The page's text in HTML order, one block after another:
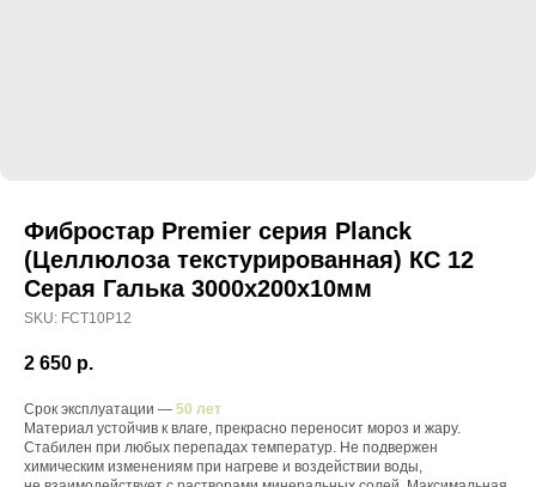
Фибростар Premier серия Planck
(Целлюлоза текстурированная) КС 12
Серая Галька 3000х200х10мм
SKU: FCT10P12
2 650 р.
Срок эксплуатации — 50 лет
Материал устойчив к влаге, прекрасно переносит мороз и жару.
Стабилен при любых перепадах температур. Не подвержен
химическим изменениям при нагреве и воздействии воды,